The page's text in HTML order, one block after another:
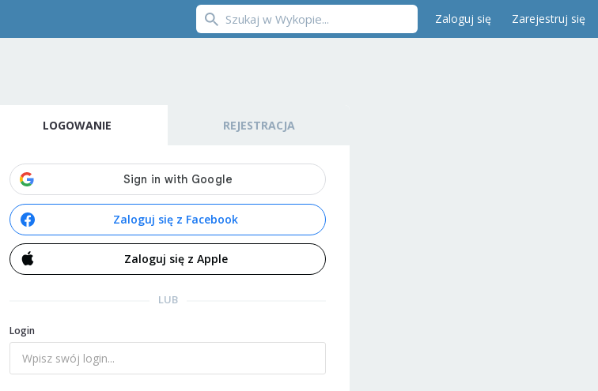
Zaloguj się Zarejestruj się
LOGOWANIE REJESTRACJA
Zaloguj się z Facebook
Zaloguj się z Apple
LUB
Login